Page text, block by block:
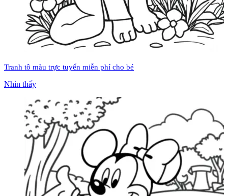
Tranh tô màu trực tuyến miễn phí cho bé
Nhìn thấy